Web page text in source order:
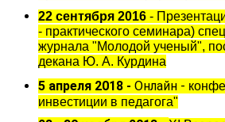
22 сентября 2016 -
- практического семинара)
журнала "Молодой ученый",
декана Ю. А. Курдина
5 апреля 2018 - Онлайн -
инвестиции в педагога"